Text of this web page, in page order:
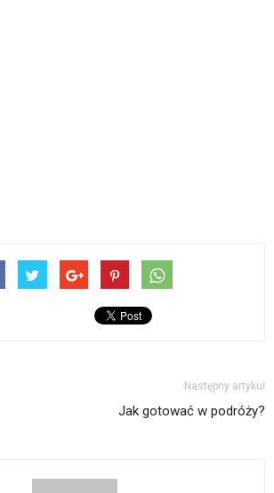
Następny artykuł
Jak gotować w podróży?